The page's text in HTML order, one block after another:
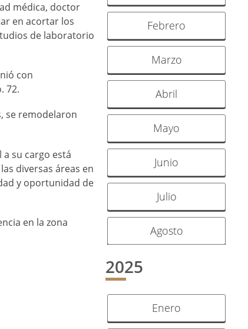
médica, doctor
en acortar los
de laboratorio
con
72.
se remodelaron
su cargo está
diversas áreas en
y oportunidad de
en la zona
Febrero
Marzo
Abril
Mayo
Junio
Julio
Agosto
2025
Enero